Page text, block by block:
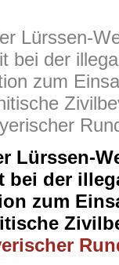
Lürssen-
bei der
zum
Lürssen-
bei der
zum